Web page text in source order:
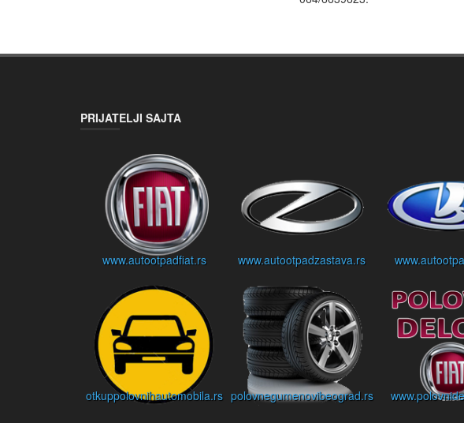
PRIJATELJI SAJTA
www.autootpadfiat.rs www.autootpadzastava.rs
otkuppolovnihautomobila.rs polovnegumenovibeograd.rs